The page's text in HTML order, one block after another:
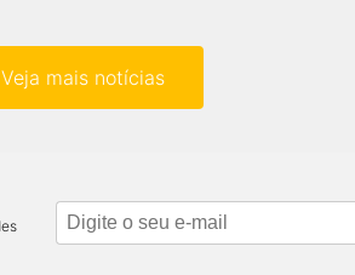
mais notícias